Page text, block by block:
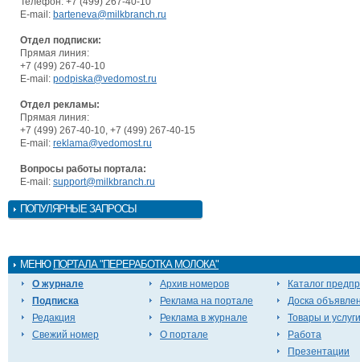
E-mail: barteneva@milkbranch.ru
Отдел подписки:
Прямая линия:
+7 (499) 267-40-10
E-mail: podpiska@vedomost.ru
Отдел рекламы:
Прямая линия:
+7 (499) 267-40-10, +7 (499) 267-40-15
E-mail: reklama@vedomost.ru
Вопросы работы портала:
E-mail: support@milkbranch.ru
ПОПУЛЯРНЫЕ ЗАПРОСЫ
МЕНЮ ПОРТАЛА "ПЕРЕРАБОТКА МОЛОКА"
О журнале
Подписка
Редакция
Свежий номер
Архив номеров
Реклама на портале
Реклама в журнале
О портале
Каталог
Доска
Товары и услуги
Работа
Презентации